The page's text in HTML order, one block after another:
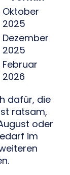
Oktober
2025
Dezember
2025
Februar
2026
dafür, die
ratsam,
oder
im